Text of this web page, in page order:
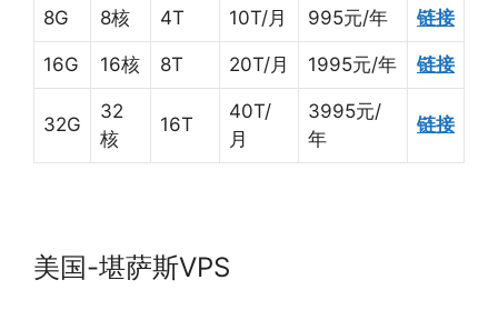
8G 8核 4T 10T/月 995元/年 链接
16G 16核 8T 20T/月 1995元/年 链接
32G
32
核
16T
40T/
月
3995元/
年
链接
美国-堪萨斯VPS